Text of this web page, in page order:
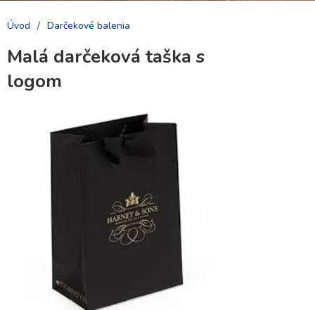
Úvod / Darčekové balenia
Malá darčeková taška s
logom